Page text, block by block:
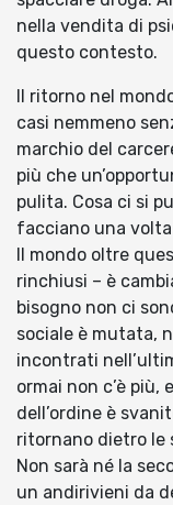
nella vendita di
questo contesto.
Il ritorno nel
casi nemmeno
marchio del
più che
pulita. Cosa ci si
facciano una
Il mondo oltre
rinchiusi – è
bisogno non ci
sociale è mutata,
incontrati
ormai non c’è
dell’ordine è
ritornano dietro le
Non sarà né la
un andirivieni da